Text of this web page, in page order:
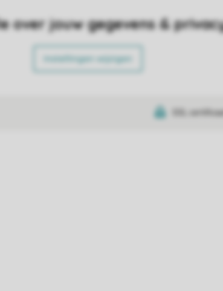
over jouw gegevens &
Instellingen wijzigen
SSL certificaat